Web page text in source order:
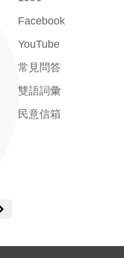
Facebook
YouTube
常見問答
雙語詞彙
民意信箱